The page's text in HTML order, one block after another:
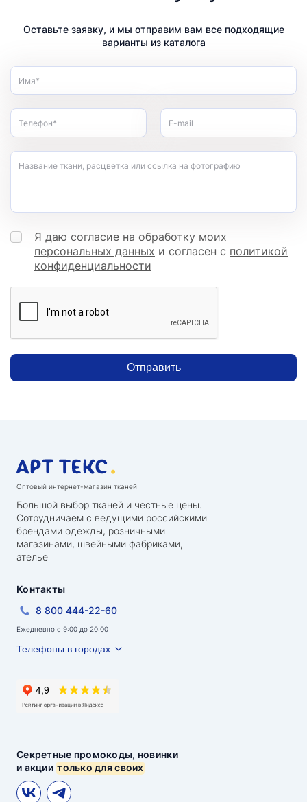
Оставьте заявку, и мы отправим вам все подходящие
варианты из каталога
Имя*
Телефон* E-mail
Название ткани, расцветка или ссылка на фотографию
Я даю согласие на обработку моих
персональных данных и согласен с политикой
конфиденциальности
Отправить
Оптовый интернет-магазин тканей
Большой выбор тканей и честные цены.
Сотрудничаем с ведущими российскими
брендами одежды, розничными
магазинами, швейными фабриками,
ателье
Секретные промокоды, новинки
и акциитолько для своих
Контакты
8 800 444-22-60
Ежедневно с 9:00 до 20:00
Телефоны в городах